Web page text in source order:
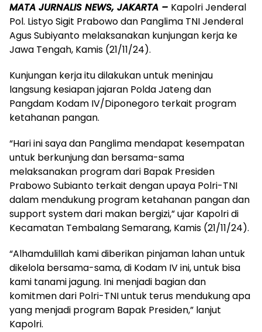
MATA JURNALIS NEWS, JAKARTA – Kapolri Jenderal
Pol. Listyo Sigit Prabowo dan Panglima TNI Jenderal
Agus Subiyanto melaksanakan kunjungan kerja ke
Jawa Tengah, Kamis (21/11/24).
Kunjungan kerja itu dilakukan untuk meninjau
langsung kesiapan jajaran Polda Jateng dan
Pangdam Kodam IV/Diponegoro terkait program
ketahanan pangan.
“Hari ini saya dan Panglima mendapat kesempatan
untuk berkunjung dan bersama-sama
melaksanakan program dari Bapak Presiden
Prabowo Subianto terkait dengan upaya Polri-TNI
dalam mendukung program ketahanan pangan dan
support system dari makan bergizi,” ujar Kapolri di
Kecamatan Tembalang Semarang, Kamis (21/11/24).
“Alhamdulillah kami diberikan pinjaman lahan untuk
dikelola bersama-sama, di Kodam IV ini, untuk bisa
kami tanami jagung. Ini menjadi bagian dan
komitmen dari Polri-TNI untuk terus mendukung apa
yang menjadi program Bapak Presiden,” lanjut
Kapolri.